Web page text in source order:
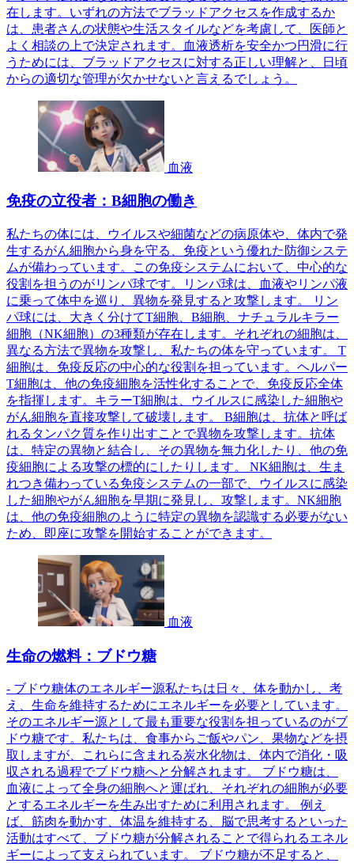
在します。いずれの方法でブラッドアクセスを作成するか
は、患者さんの状態や生活スタイルなどを考慮して、医師と
よく相談の上で決定されます。血液透析を安全かつ円滑に行
うためには、ブラッドアクセスに対する正しい理解と、日頃
からの適切な管理が欠かせないと言えるでしょう。
血液
免疫の立役者：B細胞の働き
私たちの体には、ウイルスや細菌などの病原体や、体内で発
生するがん細胞から身を守る、免疫という優れた防御システ
ムが備わっています。この免疫システムにおいて、中心的な
役割を担うのがリンパ球です。リンパ球は、血液やリンパ液
に乗って体中を巡り、異物を発見すると攻撃します。 リン
パ球には、大きく分けてT細胞、B細胞、ナチュラルキラー
細胞（NK細胞）の3種類が存在します。それぞれの細胞は、
異なる方法で異物を攻撃し、私たちの体を守っています。 T
細胞は、免疫反応の中心的な役割を担っています。ヘルパー
T細胞は、他の免疫細胞を活性化することで、免疫反応全体
を指揮します。キラーT細胞は、ウイルスに感染した細胞や
がん細胞を直接攻撃して破壊します。 B細胞は、抗体と呼ば
れるタンパク質を作り出すことで異物を攻撃します。抗体
は、特定の異物と結合し、その異物を無力化したり、他の免
疫細胞による攻撃の標的にしたりします。 NK細胞は、生ま
れつき備わっている免疫システムの一部で、ウイルスに感染
した細胞やがん細胞を早期に発見し、攻撃します。NK細胞
は、他の免疫細胞のように特定の異物を認識する必要がない
ため、即座に攻撃を開始することができます。
血液
生命の燃料：ブドウ糖
- ブドウ糖体のエネルギー源私たちは日々、体を動かし、考
え、生命を維持するためにエネルギーを必要としています。
そのエネルギー源として最も重要な役割を担っているのがブ
ドウ糖です。私たちは、食事からご飯やパン、果物などを摂
取しますが、これらに含まれる炭水化物は、体内で消化・吸
収される過程でブドウ糖へと分解されます。 ブドウ糖は、
血液によって全身の細胞へと運ばれ、それぞれの細胞が必要
とするエネルギーを生み出すために利用されます。 例え
ば、筋肉を動かす、体温を維持する、脳で思考するといった
活動はすべて、ブドウ糖が分解されることで得られるエネル
ギーによって支えられています。 ブドウ糖が不足すると、